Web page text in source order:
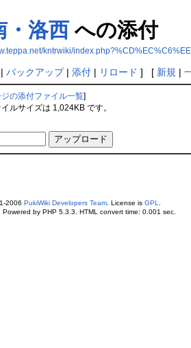
・洛西への添付
kntrwiki/
バックアップ| 添付| リロード ] [ 新規 |
の添付ファイル一覧
ルサイズは 1,024KB です。
2006 PukiWiki Developers Team. License is GPL
Powered by PHP 5.3.3. HTML convert time: 0.001 sec.